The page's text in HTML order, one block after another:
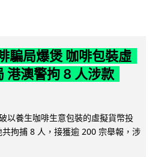
騙局爆煲 咖啡包裝虛
港澳警拘 8 人涉款
以養生咖啡生意包裝的虛擬貨幣投
拘捕 8 人，接獲逾 200 宗舉報，涉